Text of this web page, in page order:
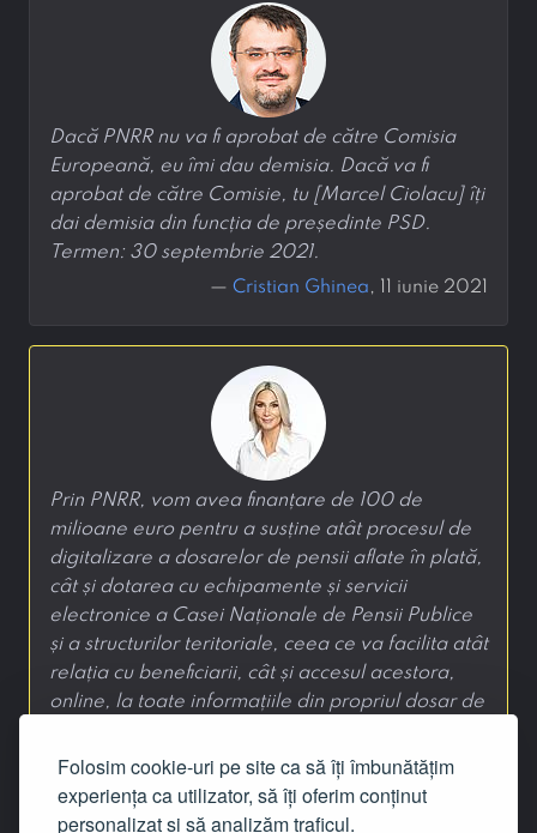
Folosim cookie-uri pe site ca să îți îmbunătățim
experiența ca utilizator, să îți oferim conținut
personalizat și să analizăm traficul.
Dacă PNRR nu va fi aprobat de către Comisia
Europeană, eu îmi dau demisia. Dacă va fi
aprobat de către Comisie, tu [Marcel Ciolacu] îți
dai demisia din funcția de președinte PSD.
Termen: 30 septembrie 2021.
— Cristian Ghinea, 11 iunie 2021
Prin PNRR, vom avea finanțare de 100 de
milioane euro pentru a susține atât procesul de
digitalizare a dosarelor de pensii aflate în plată,
cât și dotarea cu echipamente și servicii
electronice a Casei Naționale de Pensii Publice
și a structurilor teritoriale, ceea ce va facilita atât
relația cu beneficiarii, cât și accesul acestora,
online, la toate informațiile din propriul dosar de
— Raluca Turcan, 4 iunie 2021